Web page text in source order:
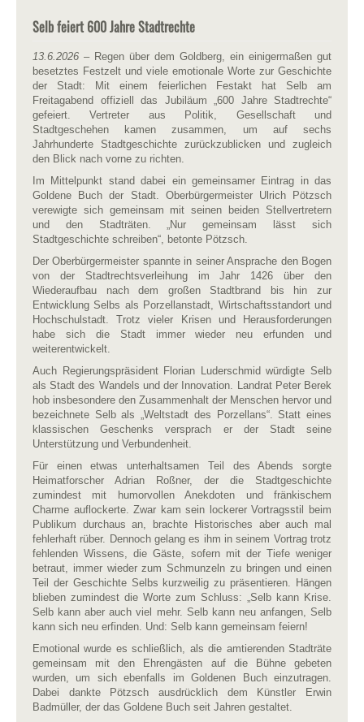
Selb feiert 600 Jahre Stadtrechte
13.6.2026 – Regen über dem Goldberg, ein einigermaßen gut
besetztes Festzelt und viele emotionale Worte zur Geschichte
der Stadt: Mit einem feierlichen Festakt hat Selb am
Freitagabend offiziell das Jubiläum „600 Jahre Stadtrechte“
gefeiert. Vertreter aus Politik, Gesellschaft und
Stadtgeschehen kamen zusammen, um auf sechs
Jahrhunderte Stadtgeschichte zurückzublicken und zugleich
den Blick nach vorne zu richten.
Im Mittelpunkt stand dabei ein gemeinsamer Eintrag in das
Goldene Buch der Stadt. Oberbürgermeister Ulrich Pötzsch
verewigte sich gemeinsam mit seinen beiden Stellvertretern
und den Stadträten. „Nur gemeinsam lässt sich
Stadtgeschichte schreiben“, betonte Pötzsch.
Der Oberbürgermeister spannte in seiner Ansprache den Bogen
von der Stadtrechtsverleihung im Jahr 1426 über den
Wiederaufbau nach dem großen Stadtbrand bis hin zur
Entwicklung Selbs als Porzellanstadt, Wirtschaftsstandort und
Hochschulstadt. Trotz vieler Krisen und Herausforderungen
habe sich die Stadt immer wieder neu erfunden und
weiterentwickelt.
Auch Regierungspräsident Florian Luderschmid würdigte Selb
als Stadt des Wandels und der Innovation. Landrat Peter Berek
hob insbesondere den Zusammenhalt der Menschen hervor und
bezeichnete Selb als „Weltstadt des Porzellans“. Statt eines
klassischen Geschenks versprach er der Stadt seine
Unterstützung und Verbundenheit.
Für einen etwas unterhaltsamen Teil des Abends sorgte
Heimatforscher Adrian Roßner, der die Stadtgeschichte
zumindest mit humorvollen Anekdoten und fränkischem
Charme auflockerte. Zwar kam sein lockerer Vortragsstil beim
Publikum durchaus an, brachte Historisches aber auch mal
fehlerhaft rüber. Dennoch gelang es ihm in seinem Vortrag trotz
fehlenden Wissens, die Gäste, sofern mit der Tiefe weniger
betraut, immer wieder zum Schmunzeln zu bringen und einen
Teil der Geschichte Selbs kurzweilig zu präsentieren. Hängen
blieben zumindest die Worte zum Schluss: „Selb kann Krise.
Selb kann aber auch viel mehr. Selb kann neu anfangen, Selb
kann sich neu erfinden. Und: Selb kann gemeinsam feiern!
Emotional wurde es schließlich, als die amtierenden Stadträte
gemeinsam mit den Ehrengästen auf die Bühne gebeten
wurden, um sich ebenfalls im Goldenen Buch einzutragen.
Dabei dankte Pötzsch ausdrücklich dem Künstler Erwin
Badmüller, der das Goldene Buch seit Jahren gestaltet.